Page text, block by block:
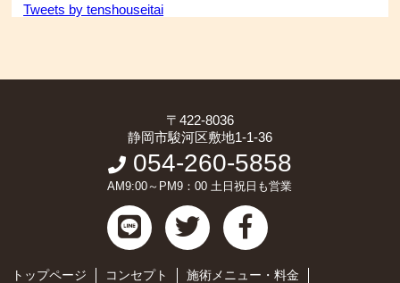
Tweets by tenshouseitai
〒422-8036
静岡市駿河区敷地1-1-36
054-260-5858
AM9:00～PM9：00 土日祝日も営業
トップページ コンセプト 施術メニュー・料金